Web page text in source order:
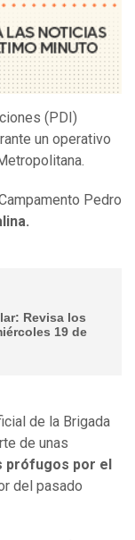
(PDI)
un operativo
Pedro
Revisa los
19 de
de la Brigada
de unas
prófugos por el
del pasado